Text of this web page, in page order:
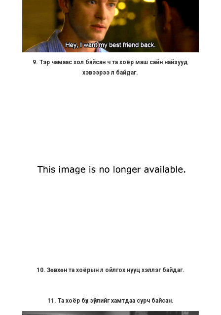
9. Тэр чамаас хол байсан ч та хоёр маш сайн найзууд
хэвээрээ л байдаг.
10. Зөвхөн та хоёрын л ойлгох нууц хэллэг байдаг.
11. Та хоёр бүх зүйлийг хамтдаа сурч байсан.